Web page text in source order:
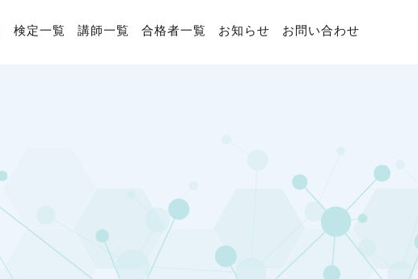
検定一覧 講師一覧 合格者一覧 お知らせ お問い合わせ